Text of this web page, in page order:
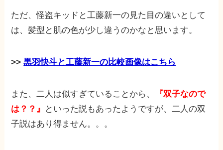
ただ、怪盗キッドと工藤新一の見た目の違いとして
は、髪型と肌の色が少し違うのかなと思います。
>>黒羽快斗と工藤新一の比較画像はこちら
また、二人は似すぎていることから、
『双子なので
は？？』
といった説もあったようですが、二人の双
子説はあり得ません。。。